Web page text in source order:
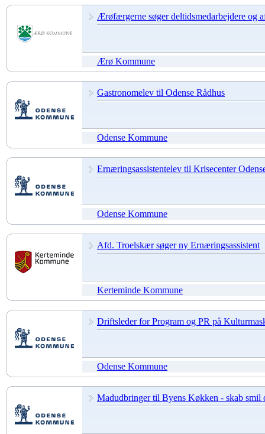
Ærøfærgerne søger deltidsmedarbejdere og
Ærø Kommune
Gastronomelev til Odense Rådhus
Odense Kommune
Ernæringsassistentelev til Krisecenter
Odense Kommune
Afd. Troelskær søger ny Ernæringsassistent
Kerteminde Kommune
Driftsleder for Program og PR på
Odense Kommune
Madudbringer til Byens Køkken - skab